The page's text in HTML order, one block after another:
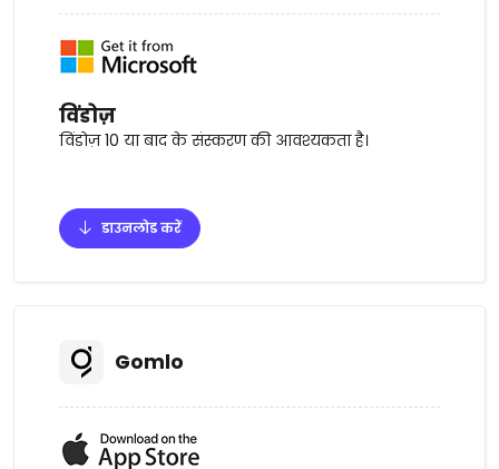
विंडोज़
विंडोज़ 10 या बाद के संस्करण की आवश्यकता है।
डाउनलोड करें
Gomlo